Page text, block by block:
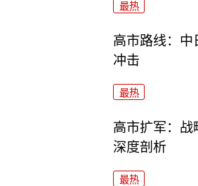
最热
高市路线：中
冲击
最热
高市扩军：战
深度剖析
最热